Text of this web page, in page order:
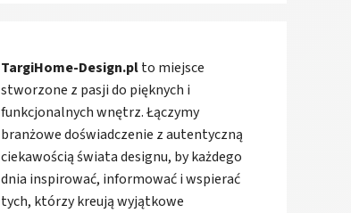
TargiHome-Design.plto miejsce
stworzone z pasji do pięknych i
funkcjonalnych wnętrz. Łączymy
branżowe doświadczenie z autentyczną
ciekawością świata designu, by każdego
dnia inspirować, informować i wspierać
tych, którzy kreują wyjątkowe